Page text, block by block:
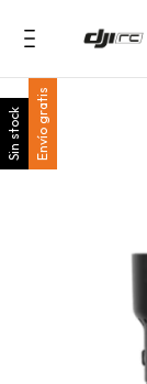
Sin stock Envío gratis